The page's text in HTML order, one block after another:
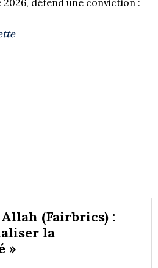
(Fairbrics) :
la
»